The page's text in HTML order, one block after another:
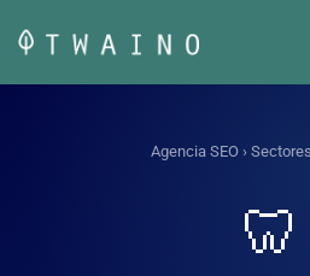
contenido
Agencia SEO› Sectores
🦷